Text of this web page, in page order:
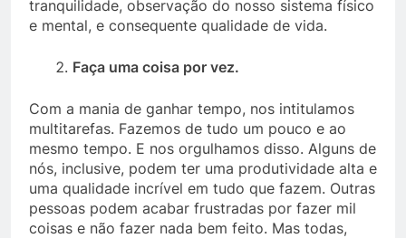
tranquilidade, observação do nosso sistema físico
e mental, e consequente qualidade de vida.
Faça uma coisa por vez.
Com a mania de ganhar tempo, nos intitulamos
multitarefas. Fazemos de tudo um pouco e ao
mesmo tempo. E nos orgulhamos disso. Alguns de
nós, inclusive, podem ter uma produtividade alta e
uma qualidade incrível em tudo que fazem. Outras
pessoas podem acabar frustradas por fazer mil
coisas e não fazer nada bem feito. Mas todas,